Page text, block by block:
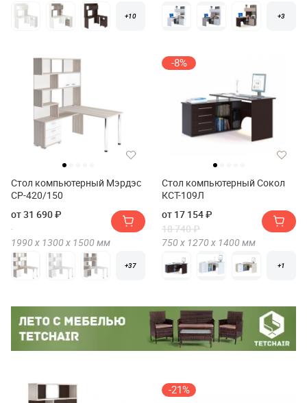
+10 +3
Стол компьютерный Мэрдэс
СР-420/150
от 31 690 ₽
1990 х 1300 х 1500 мм
+37
-8%
Стол компьютерный Сокол
КСТ-109Л
от 17 154 ₽
18 740 ₽
750 х 1270 х 1400 мм
+1
-21%